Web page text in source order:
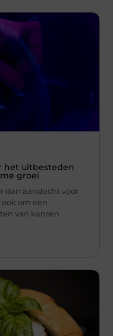
het uitbesteden
groei
dan aandacht voor
om een
van kansen